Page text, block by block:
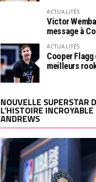
ACTUALITÉS
Victor
message à
ACTUALITÉS
Cooper
meilleurs
NOUVELLE SUPERSTAR
L’HISTOIRE
ANDREWS